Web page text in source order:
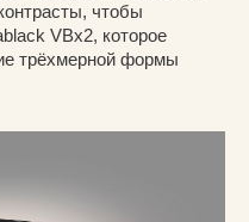
чтобы
VBx2, которое
трёхмерной формы